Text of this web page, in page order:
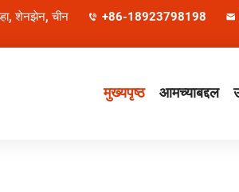
शेनझेन, चीन +86-18923798198
मुख्यपृष्ठ आमच्याबद्दल